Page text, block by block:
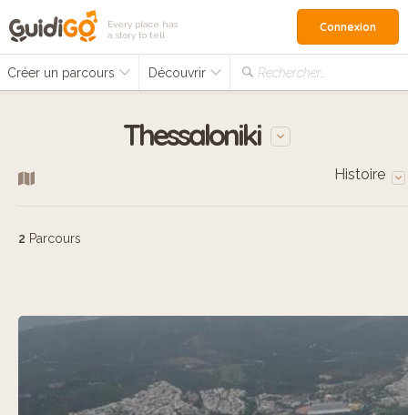
Every place has
a story to tell
Créer un parcours Découvrir Rechercher…
Connexion
Thessaloniki
Histoire
2 Parcours